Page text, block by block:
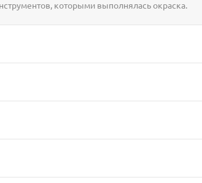
которыми выполнялась окраска.